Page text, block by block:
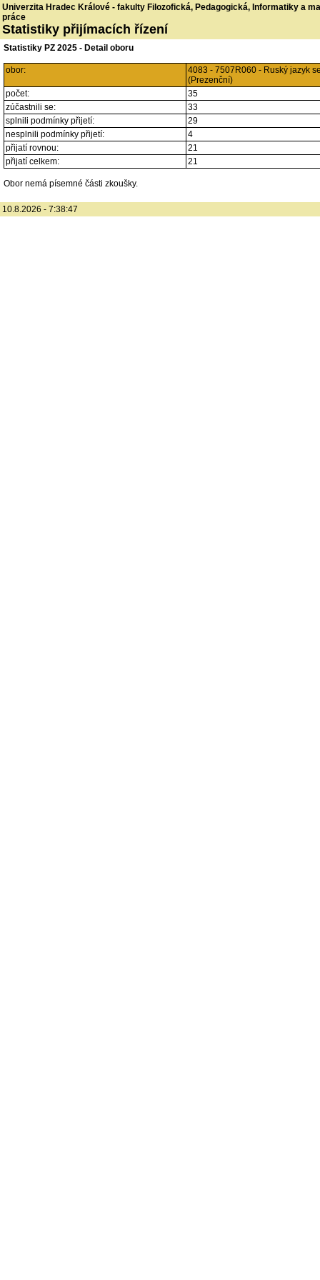
Univerzita Hradec Králové - fakulty Filozofická, Pedagogická, Informatiky a
práce
Statistiky přijímacích řízení
Statistiky PZ 2025 - Detail oboru
obor:
4083 - 7507R060 - Ruský jazyk
(Prezenční)
počet:
35
zúčastnili se:
33
splnili podmínky přijetí:
29
nesplnili podmínky přijetí:
4
přijatí rovnou:
21
přijatí celkem:
21
Obor nemá písemné části zkoušky.
10.8.2026 - 7:38:47